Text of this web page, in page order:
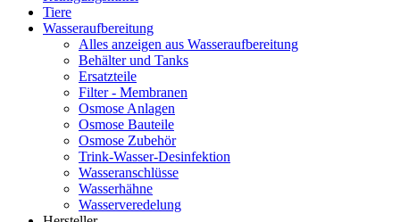
Tiere
Wasseraufbereitung
Alles anzeigen aus Wasseraufbereitung
Behälter und Tanks
Ersatzteile
Filter - Membranen
Osmose Anlagen
Osmose Bauteile
Osmose Zubehör
Trink-Wasser-Desinfektion
Wasseranschlüsse
Wasserhähne
Wasserveredelung